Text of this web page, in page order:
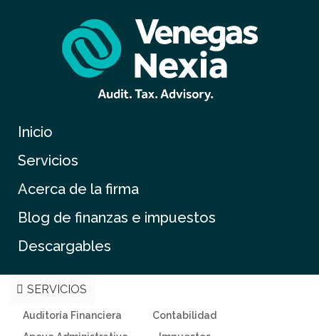
Inicio
Servicios
Acerca de la firma
Blog de finanzas e impuestos
Descargables
SERVICIOS
Auditoría Financiera
Contabilidad